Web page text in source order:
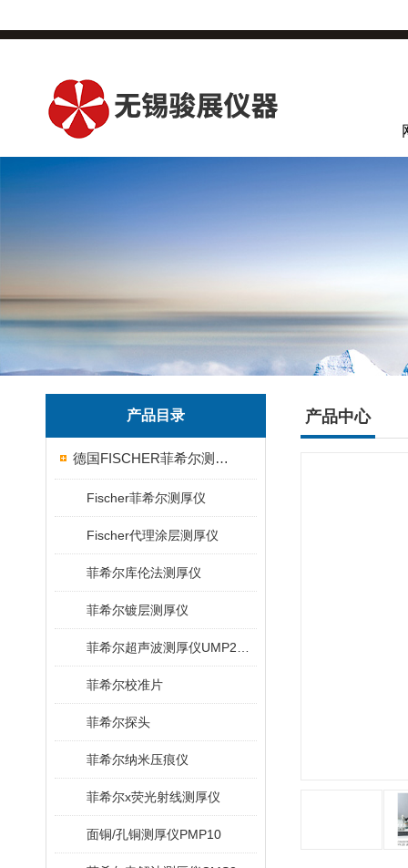
产品目录
德国FISCHER菲希尔测厚仪
Fischer菲希尔测厚仪
Fischer代理涂层测厚仪
菲希尔库伦法测厚仪
菲希尔镀层测厚仪
菲希尔校准片
菲希尔探头
菲希尔纳米压痕仪
菲希尔x荧光射线测厚仪
面铜/孔铜测厚仪PMP10
产品中心